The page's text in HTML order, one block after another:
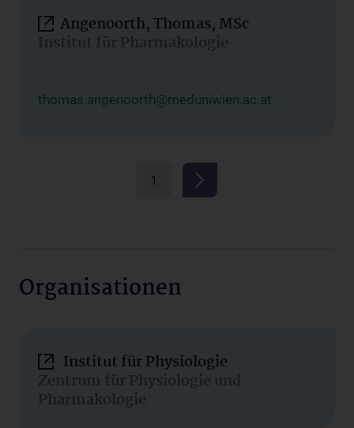
Angenoorth, Thomas, MSc
Institut für Pharmakologie
thomas.angenoorth@meduniwien.ac.at
1
Organisationen
Institut für Physiologie
Zentrum für Physiologie und
Pharmakologie